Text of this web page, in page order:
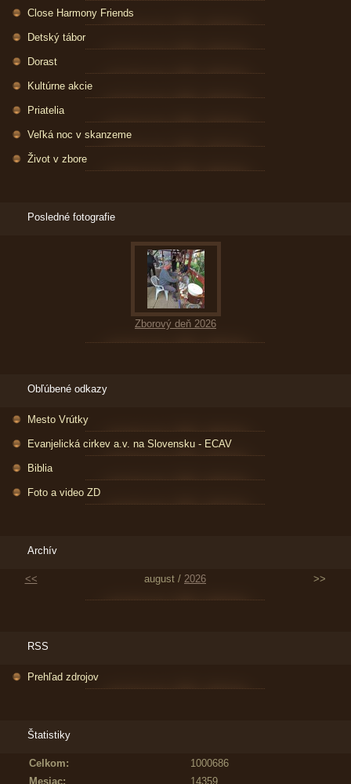
Close Harmony Friends
Detský tábor
Dorast
Kultúrne akcie
Priatelia
Veľká noc v skanzeme
Život v zbore
Posledné fotografie
Zborový deň 2026
Obľúbené odkazy
Mesto Vrútky
Evanjelická cirkev a.v. na Slovensku - ECAV
Biblia
Foto a video ZD
Archív
<< august / 2026 >>
RSS
Prehľad zdrojov
Štatistiky
Celkom:
1000686
Mesiac:
14359